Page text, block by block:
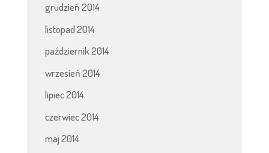
grudzień 2014
listopad 2014
październik 2014
wrzesień 2014
lipiec 2014
czerwiec 2014
maj 2014